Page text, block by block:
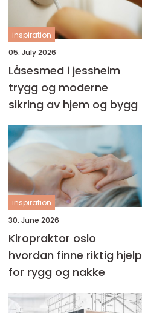
inspiration
05. July 2026
Låsesmed i jessheim
trygg og moderne
sikring av hjem og bygg
inspiration
30. June 2026
Kiropraktor oslo
hvordan finne riktig hjelp
for rygg og nakke